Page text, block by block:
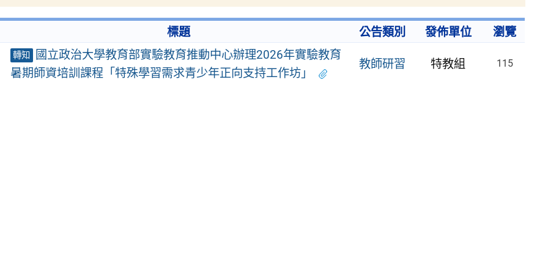
標題 公告類別 發佈單位 瀏覽
轉知
國立政治大學教育部實驗教育推動中心辦理2026年實驗教育
暑期師資培訓課程「特殊學習需求青少年正向支持工作坊」
教師研習 特教組 115